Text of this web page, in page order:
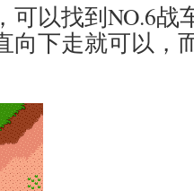
可以找到NO.6战
向下走就可以，